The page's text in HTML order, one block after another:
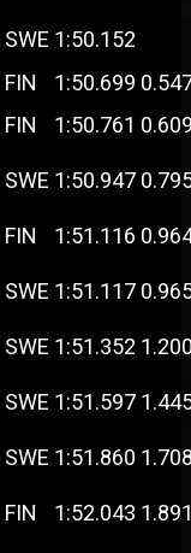
SWE 1:50.152
FIN 1:50.699
FIN 1:50.761
SWE 1:50.947
FIN 1:51.116
SWE 1:51.117
SWE 1:51.352
SWE 1:51.597
SWE 1:51.860
FIN 1:52.043